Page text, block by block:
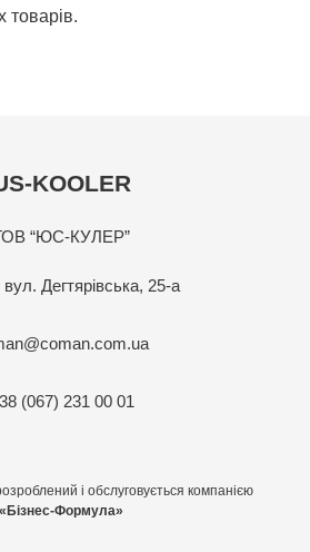
товарів.
KOOLER
“ЮС-КУЛЕР”
Дегтярівська, 25-а
(067) 231 00 01
і обслуговується компанією
«Бізнес-Формула»